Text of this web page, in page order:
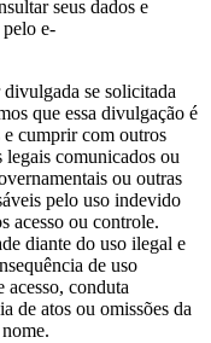
seus dados e
pelo e-
se solicitada
que essa divulgação é
e cumprir com outros
comunicados ou
ou outras
pelo uso indevido
acesso ou controle.
diante do uso ilegal e
de uso
acesso, conduta
de atos ou omissões da